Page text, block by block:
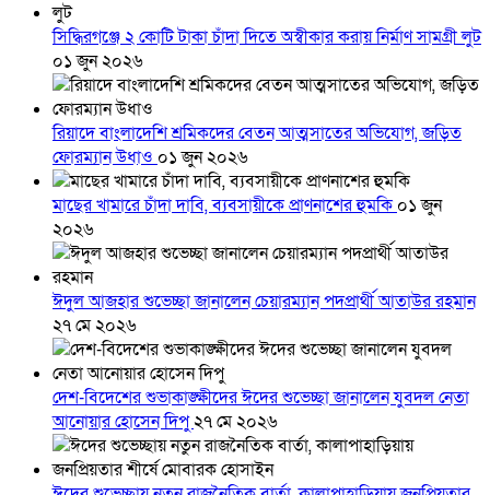
সিদ্ধিরগঞ্জে ২ কোটি টাকা চাঁদা দিতে অস্বীকার করায় নির্মাণ সামগ্রী লুট
০১ জুন ২০২৬
রিয়াদে বাংলাদেশি শ্রমিকদের বেতন আত্মসাতের অভিযোগ, জড়িত
ফোরম্যান উধাও ০১ জুন ২০২৬
মাছের খামারে চাঁদা দাবি, ব্যবসায়ীকে প্রাণনাশের হুমকি ০১ জুন
২০২৬
ঈদুল আজহার শুভেচ্ছা জানালেন চেয়ারম্যান পদপ্রার্থী আতাউর রহমান
২৭ মে ২০২৬
দেশ-বিদেশের শুভাকাঙ্ক্ষীদের ঈদের শুভেচ্ছা জানালেন যুবদল নেতা
আনোয়ার হোসেন দিপু২৭ মে ২০২৬